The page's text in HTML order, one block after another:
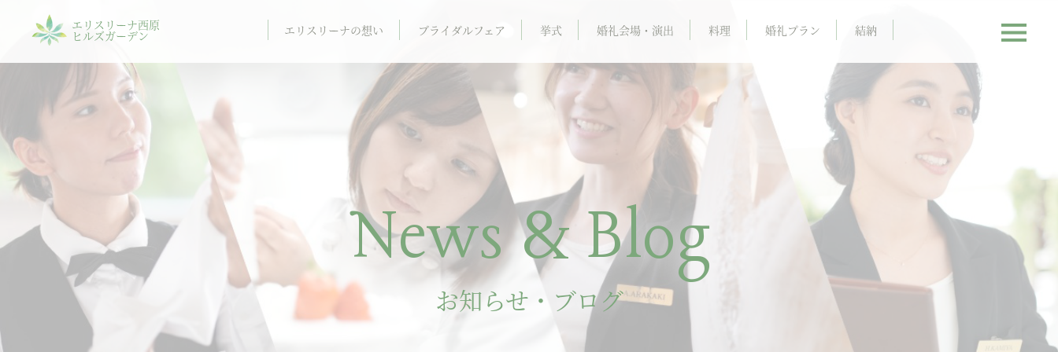
エリスリーナ西原
ヒルズガーデン エリスリーナの想い ブライダルフェア 挙式 婚礼会場・演出 料理 婚礼プラン 結納
News & Blog
お知らせ・ブログ